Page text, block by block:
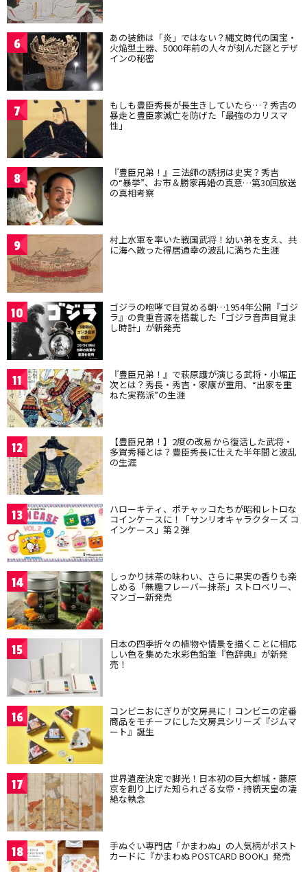
6 あの装飾は「炎」ではない？縄文時代の国宝・
火焔型土器、5000年前の人々が刻んだ謎とデザ
インの秘密
7 もしも豊臣秀長が長生きしていたら…？秀吉の
暴走と豊臣家滅亡を防げた「最強のカリスマ
性」
8 『豊臣兄弟！』三法師の誘拐は史実？秀吉
の“暴挙”、お市＆勝家再婚の真意…第30回放送
の真相考察
9 村上水軍を率いた戦国武将！幼い弟を支え、共
に海へ散った得居通幸の波乱に満ちた生涯
10 ゴジラの咆哮で目覚める朝…1954年公開『ゴジ
ラ』の貴重音源を搭載した「ゴジラ音声目覚ま
し時計」が新発売
11 『豊臣兄弟！』で萩原護が演じる武将・小堀正
次とは？秀長・秀吉・家康が重用、“出家を重
ねた実務派”の生涯
12 【豊臣兄弟！】2度の改易から復活した武将・
多賀秀種とは？豊臣秀長に仕えた半年間と波乱
の生涯
13 ハローキティ、ポチャッコたちが昭和レトロな
コインケースに！「サンリオキャラクターズ コ
インケース」第２弾
14 しっかり抹茶の味わい、さらに果実の香りも楽
しめる「無糖フレーバー抹茶」ストロベリー、
マンゴー新発売
15 日本の四季折々の植物や情景を描くことに相応
しい色を集めた水彩色鉛筆『色辞典』が新発
売！
16 コンビニおにぎりが文房具に！コンビニの定番
商品をモチーフにした文房具シリーズ『ジムマ
ート』誕生
17 世界遺産決定で脚光！日本初の巨大都城・藤原
京を創り上げた知られざる女帝・持統天皇の凄
絶な執念
18 手ぬぐい専門店「かまわぬ」の人気柄がポスト
カードに『かまわぬ POSTCARD BOOK』発売